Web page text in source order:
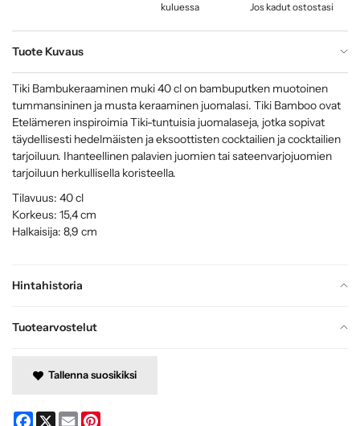
kuluessa
Jos kadut ostostasi
Tuote Kuvaus
Hintahistoria
Tuotearvostelut
Tiki Bambukeraaminen muki 40 cl on bambuputken muotoinen
tummansininen ja musta keraaminen juomalasi. Tiki Bamboo ovat
Etelämeren inspiroimia Tiki-tuntuisia juomalaseja, jotka sopivat
täydellisesti hedelmäisten ja eksoottisten cocktailien ja cocktailien
tarjoiluun. Ihanteellinen palavien juomien tai sateenvarjojuomien
tarjoiluun herkullisella koristeella.
Tilavuus: 40 cl
Korkeus: 15,4 cm
Halkaisija: 8,9 cm
Tallenna suosikiksi
Facebook
X Email